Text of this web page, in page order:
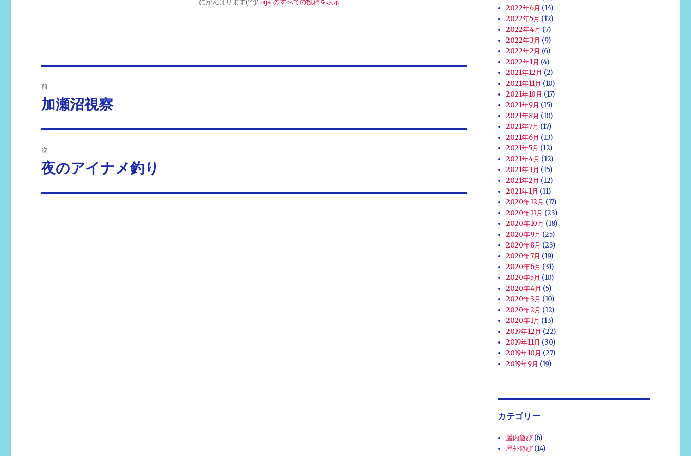
にがんばります(^^)/ oga のすべての投稿を表示
稿
ゲ
前
前
投
稿:
加瀬沼視察
次
次
投
夜のアイナメ釣り
2022年6月 (14)
2022年5月 (12)
2022年4月 (7)
2022年3月 (9)
2022年2月 (6)
2022年1月 (4)
2021年12月 (2)
2021年11月 (10)
2021年10月 (17)
2021年9月 (15)
2021年8月 (10)
2021年7月 (17)
2021年6月 (13)
2021年5月 (12)
2021年4月 (12)
2021年3月 (15)
2021年2月 (12)
2021年1月 (11)
2020年12月 (17)
2020年11月 (23)
2020年10月 (18)
2020年9月 (25)
2020年8月 (23)
2020年7月 (19)
2020年6月 (31)
2020年5月 (10)
2020年4月 (5)
2020年3月 (10)
2020年2月 (12)
2020年1月 (13)
2019年12月 (22)
2019年11月 (30)
2019年10月 (27)
2019年9月 (19)
カテゴリー
屋内遊び (6)
屋外遊び (14)